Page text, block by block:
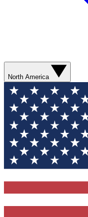
North America